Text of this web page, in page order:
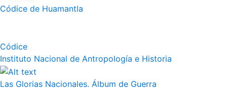
Códice de Huamantla
Códice
Instituto Nacional de Antropología e Historia
Las Glorias Nacionales. Álbum de Guerra